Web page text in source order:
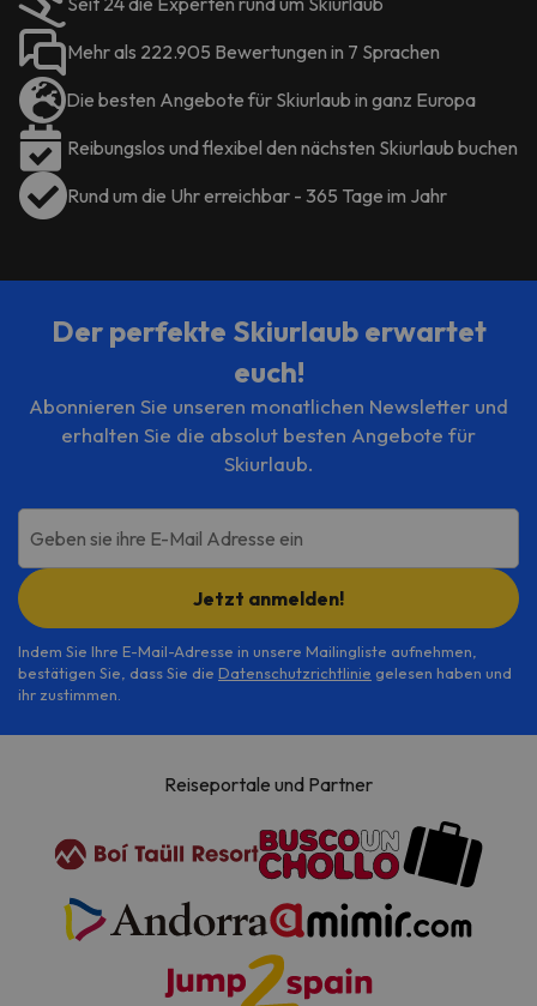
Auch das Dorf Cauterets mit
seinem reichen Erbe aus dem 19.
Jahrhundert ist einen Besuch wert.
Es ist seit Jahrhunderten für sein
Eigenschaften bekannt und
das auf HNO- und
Jetzt Garden & City Cauterets
Einige der detaillierten Dienste
können bezahlt werden. Sie können
die Preise direkt in der Einrichtung
überprüfen
geändert werden.
Mehr als 222.905 Bewertungen in 7 Sprachen
Die besten Angebote für Skiurlaub in ganz Europa
Reibungslos und flexibel den nächsten Skiurlaub buchen
Rund um die Uhr erreichbar - 365 Tage im Jahr
Der perfekte Skiurlaub erwartet
euch!
Abonnieren Sie unseren monatlichen Newsletter und
erhalten Sie die absolut besten Angebote für
Skiurlaub.
Geben sie ihre E-Mail Adresse ein
Jetzt anmelden!
Indem Sie Ihre E-Mail-Adresse in unsere Mailingliste aufnehmen,
bestätigen Sie, dass Sie die Datenschutzrichtlinie gelesen haben und
ihr zustimmen.
Reiseportale und Partner